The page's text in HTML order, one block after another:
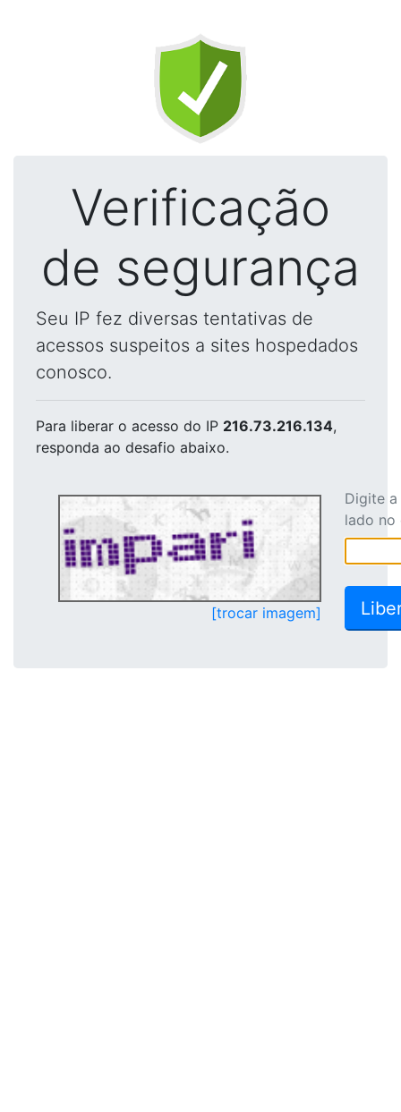
Verificação
de segurança
Seu IP fez diversas tentativas de
acessos suspeitos a sites hospedados
conosco.
Para liberar o acesso do IP 216.73.216.134,
responda ao desafio abaixo.
[trocar imagem]
Digite
lado no